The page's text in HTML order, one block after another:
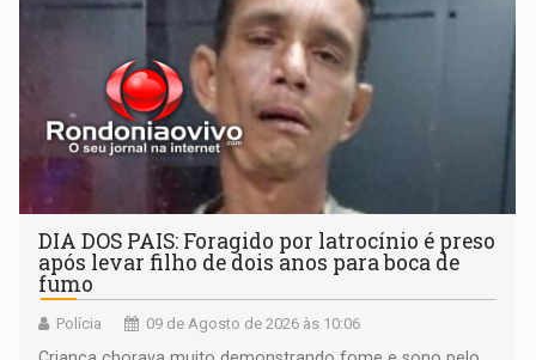
DIA DOS PAIS: Foragido por latrocínio é preso
após levar filho de dois anos para boca de
fumo
Polícia 09 de Agosto de 2026 às 10:06